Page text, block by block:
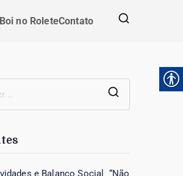
no RoleteContato
e Balanço Social “Não